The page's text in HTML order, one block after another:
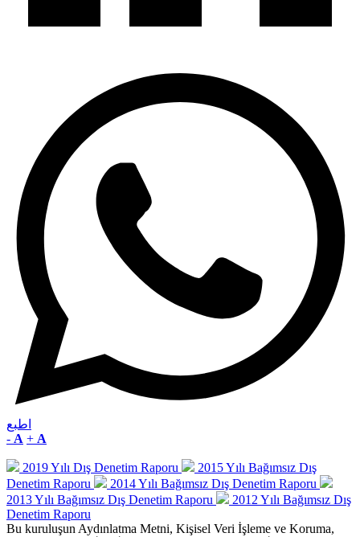
اطبع
- A + A
2019 Yılı Dış Denetim Raporu
2015 Yılı Bağımsız Dış
Denetim Raporu
2014 Yılı Bağımsız Dış Denetim Raporu
2013 Yılı Bağımsız Dış Denetim Raporu
2012 Yılı Bağımsız Dış
Denetim Raporu
Bu kuruluşun Aydınlatma Metni, Kişisel Veri İşleme ve Koruma,